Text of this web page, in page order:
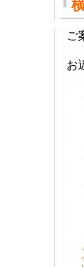
ご
お